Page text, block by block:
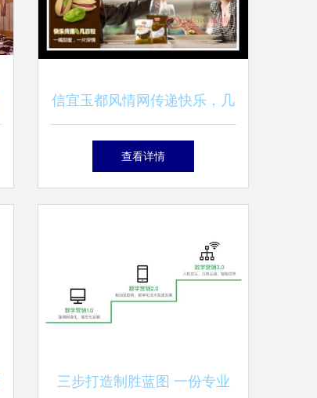
信宜玉都风情网传递快乐，几
百粒零食品牌如何在激烈市场
查看详情
三步打造制胜蓝图 一份专业